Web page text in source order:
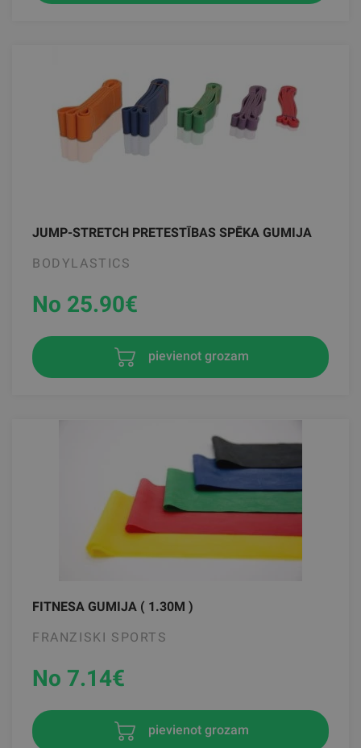
JUMP-STRETCH PRETESTĪBAS SPĒKA GUMIJA
BODYLASTICS
No 25.90€
pievienot grozam
FITNESA GUMIJA ( 1.30M )
FRANZISKI SPORTS
No 7.14€
pievienot grozam